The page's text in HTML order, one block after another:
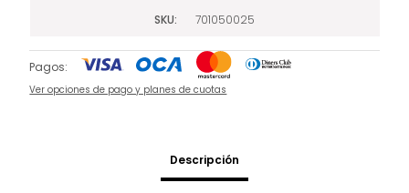
SKU 701050025
Pagos:
Ver opciones de pago y planes de cuotas
Descripción